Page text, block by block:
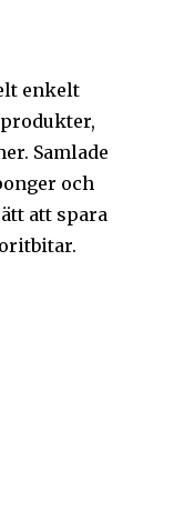
enkelt
Samlade
och
att spara